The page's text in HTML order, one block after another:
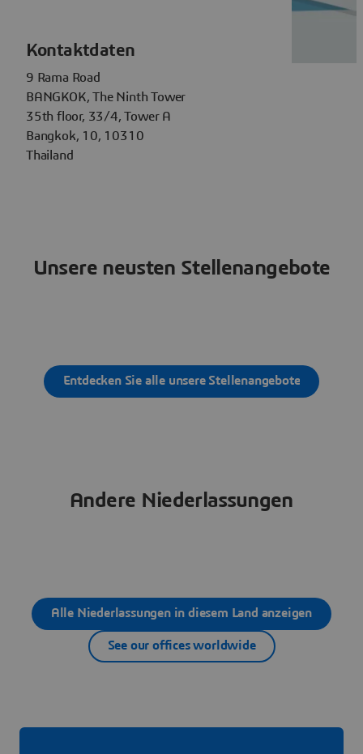
Kontaktdaten
9 Rama Road
BANGKOK, The Ninth Tower
35th floor, 33/4, Tower A
Bangkok, 10, 10310
Thailand
Unsere neusten Stellenangebote
Entdecken Sie alle unsere Stellenangebote
Andere Niederlassungen
Alle Niederlassungen in diesem Land anzeigen
See our offices worldwide